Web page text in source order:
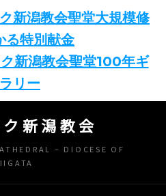
新潟教会聖堂大規模修
る特別献金
ク新潟教会聖堂100年ギ
リー
新潟教会
– DIOCESE OF